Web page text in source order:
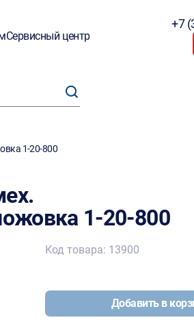
Сервисный центр
+7
1-20-800
1-20-800
Код товара: 13900
Добавить в